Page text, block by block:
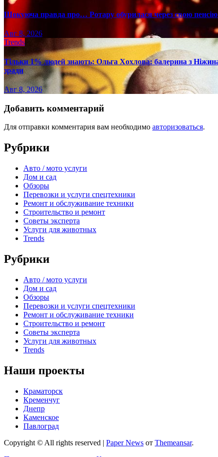
Шокуюча правда про… Ротару обурилася через свою
Авг 8, 2026
Trends
Тільки 1% людей знають: Ольга Хохлова: балерина з
зради
Авг 8, 2026
Добавить комментарий
Для отправки комментария вам необходимо авторизоваться.
Рубрики
Авто / мото услуги
Дом и сад
Обзоры
Перевозки и услуги спецтехники
Ремонт и обслуживание техники
Строительство и ремонт
Советы эксперта
Услуги для животных
Trends
Рубрики
Авто / мото услуги
Дом и сад
Обзоры
Перевозки и услуги спецтехники
Ремонт и обслуживание техники
Строительство и ремонт
Советы эксперта
Услуги для животных
Trends
Наши проекты
Краматорск
Кременчуг
Днепр
Каменское
Павлоград
Copyright © All rights reserved | Paper News от Themeansar.